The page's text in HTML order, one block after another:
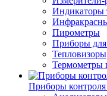
Индикаторы
Пирометры
Приборы для
Тепловизоры
Термометры
Приборы